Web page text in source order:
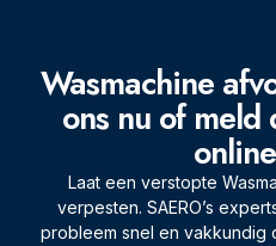
Wasmachine
ons nu of
Laat een verstopte
verpesten. SAERO’s
probleem snel en vakkundig